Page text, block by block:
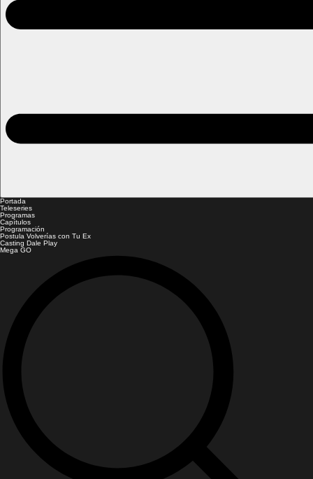
Portada
Teleseries
Programas
Capítulos
Programación
Postula Volverías con Tu Ex
Casting Dale Play
Mega GO